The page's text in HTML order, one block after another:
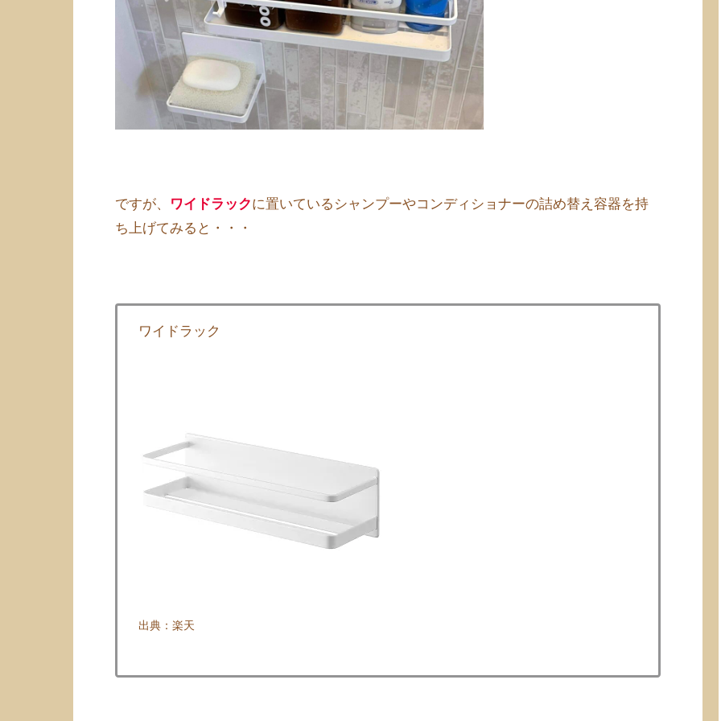
ですが、 ワイドラックに置いているシャンプーやコンディショナーの詰め替え容器を持
ち上げてみると・・・
ワイドラック
出典：楽天